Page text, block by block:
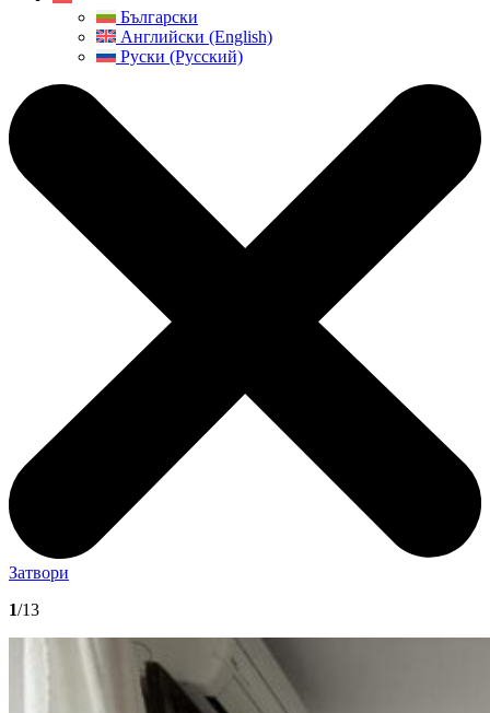
Български
Английски (English)
Руски (Русский)
Затвори
1/13